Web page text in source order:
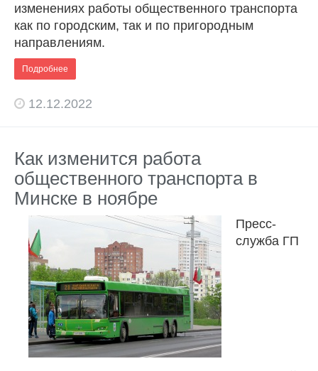
изменениях работы общественного транспорта
как по городским, так и по пригородным
направлениям.
Подробнее
12.12.2022
Как изменится работа
общественного транспорта в
Минске в ноябре
Пресс-
служба ГП